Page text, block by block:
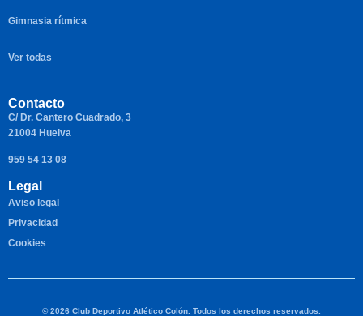
Gimnasia rítmica
Ver todas
Contacto
C/ Dr. Cantero Cuadrado, 3
21004 Huelva
959 54 13 08
Legal
Aviso legal
Privacidad
Cookies
© 2026 Club Deportivo Atlético Colón. Todos los derechos reservados.